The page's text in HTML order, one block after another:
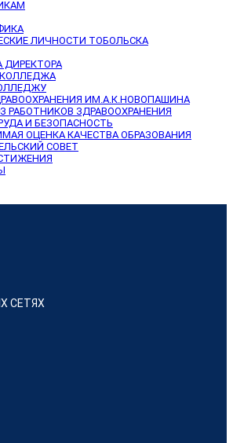
ЛИЧНОСТИ ТОБОЛЬСКА
ДИРЕКТОРА
ИМ.А.К.НОВОПАШИНА
РАБОТНИКОВ ЗДРАВООХРАНЕНИЯ
И БЕЗОПАСНОСТЬ
ОЦЕНКА КАЧЕСТВА ОБРАЗОВАНИЯ
СОВЕТ
СЕТЯХ